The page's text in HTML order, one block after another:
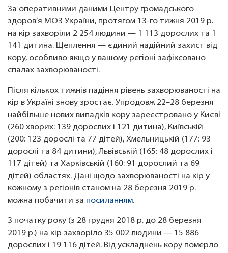
За оперативними даними Центру громадського
здоров’я МОЗ України, протягом 13-го тижня 2019 р.
на кір захворіли 2 254 людини — 1 113 дорослих та 1
141 дитина. Щеплення — єдиний надійний захист від
кору, особливо якщо у вашому регіоні зафіксовано
спалах захворюваності.
Після кількох тижнів падіння рівень захворюваності на
кір в Україні знову зростає. Упродовж 22–28 березня
найбільше нових випадків кору зареєстровано у Києві
(260 хворих: 139 дорослих і 121 дитина), Київській
(200: 123 дорослі та 77 дітей), Хмельницькій (177: 93
дорослі та 84 дитини), Львівській (165: 48 дорослих і
117 дітей) та Харківській (160: 91 дорослий та 69
дітей) областях. Дані щодо захворюваності на кір у
кожному з регіонів станом на 28 березня 2019 р.
можна побачити за посиланням.
З початку року (з 28 грудня 2018 р. до 28 березня
2019 р.) на кір захворіло 35 002 людини — 15 886
дорослих і 19 116 дітей. Від ускладнень кору померло